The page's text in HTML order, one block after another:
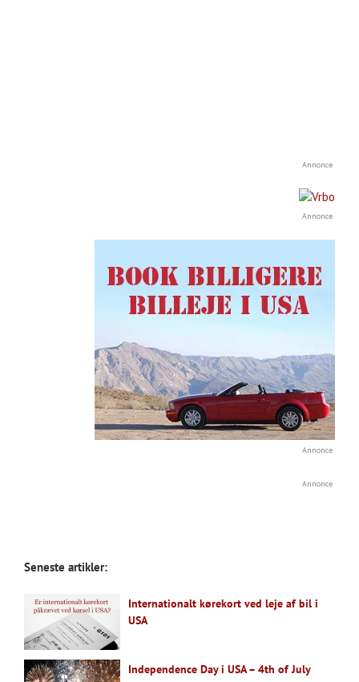
Annonce
Annonce
Annonce
Annonce
Seneste artikler:
Internationalt kørekort ved leje af bil i
USA
Independence Day i USA – 4th of July